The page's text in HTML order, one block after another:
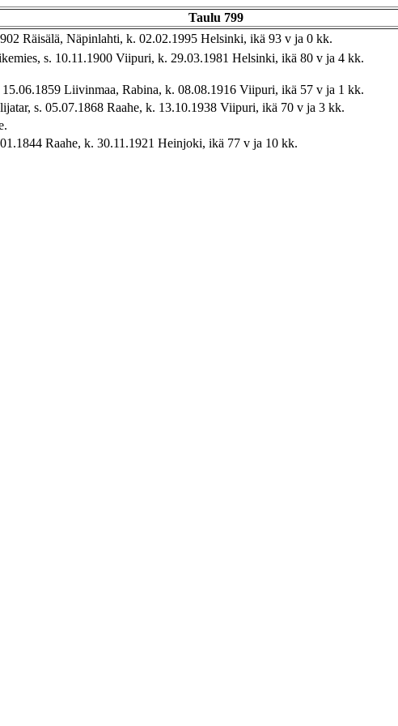
Taulu 799
Räisälä, Näpinlahti, k. 02.02.1995 Helsinki, ikä 93 v ja 0 kk.
s. 10.11.1900 Viipuri, k. 29.03.1981 Helsinki, ikä 80 v ja 4 kk.
Liivinmaa, Rabina, k. 08.08.1916 Viipuri, ikä 57 v ja 1 kk.
s. 05.07.1868 Raahe, k. 13.10.1938 Viipuri, ikä 70 v ja 3 kk.
Raahe, k. 30.11.1921 Heinjoki, ikä 77 v ja 10 kk.